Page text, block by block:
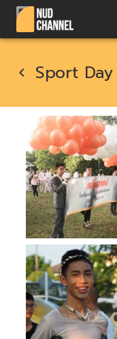
Sport